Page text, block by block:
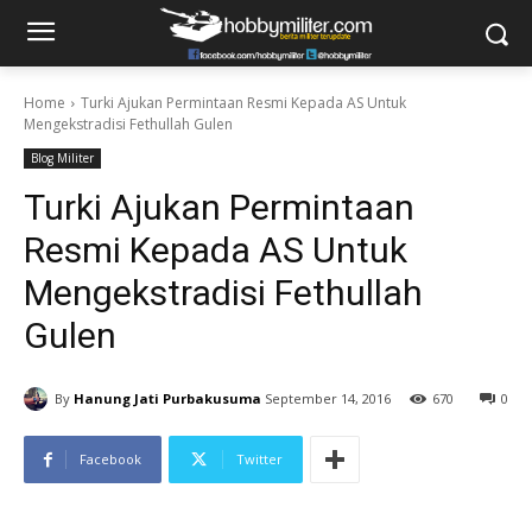
Home
Turki Ajukan Permintaan Resmi Kepada AS Untuk
Mengekstradisi Fethullah Gulen
Blog Militer
Turki Ajukan Permintaan
Resmi Kepada AS Untuk
Mengekstradisi Fethullah
Gulen
By Hanung Jati Purbakusuma September 14, 2016 0
670
Facebook Twitter